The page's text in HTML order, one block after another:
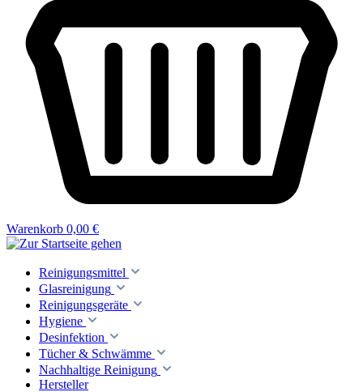
Warenkorb 0,00 €
Reinigungsmittel
Glasreinigung
Reinigungsgeräte
Hygiene
Desinfektion
Tücher & Schwämme
Nachhaltige Reinigung
Hersteller